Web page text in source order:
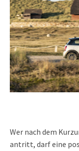
Wer nach dem
antritt, darf eine